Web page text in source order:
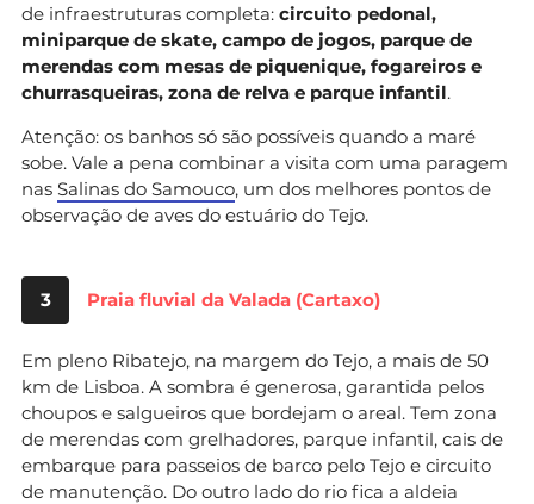
de infraestruturas completa: circuito pedonal,
miniparque de skate, campo de jogos, parque de
merendas com mesas de piquenique, fogareiros e
churrasqueiras, zona de relva e parque infantil.
Atenção: os banhos só são possíveis quando a maré
sobe. Vale a pena combinar a visita com uma paragem
nas Salinas do Samouco, um dos melhores pontos de
observação de aves do estuário do Tejo.
3 Praia fluvial da Valada (Cartaxo)
Em pleno Ribatejo, na margem do Tejo, a mais de 50
km de Lisboa. A sombra é generosa, garantida pelos
choupos e salgueiros que bordejam o areal. Tem zona
de merendas com grelhadores, parque infantil, cais de
embarque para passeios de barco pelo Tejo e circuito
de manutenção. Do outro lado do rio fica a aldeia